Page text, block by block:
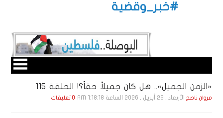
#خبر_وقضية
«الزمن الجميل».. هل كان جميلاً حقاً؟! الحلقة 115
مروان ناصح الأربعاء , 29 أبـريـل , 2026 الساعة 1:18:18 AM 0 تعليقات